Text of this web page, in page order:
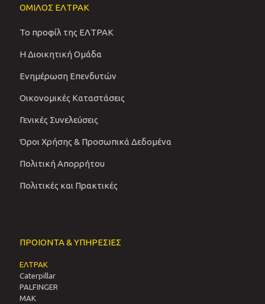
ΟΜΙΛΟΣ ΕΛΤΡΑΚ
Το προφίλ της ΕΛΤΡΑΚ
Η Διοικητική Ομάδα
Ενημέρωση Επενδυτών
Οικονομικές Καταστάσεις
Γενικές Συνελεύσεις
Όροι Χρήσης & Προσωπικά Δεδομένα
Πολιτική Απορρήτου
Πολιτικές και Πρακτικές
ΠΡΟΙΟΝΤΑ & ΥΠΗΡΕΣΙΕΣ
ΕΛΤΡΑΚ
Caterpillar
PALFINGER
MAK